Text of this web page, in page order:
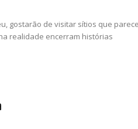
gostarão de visitar sítios que
realidade encerram histórias